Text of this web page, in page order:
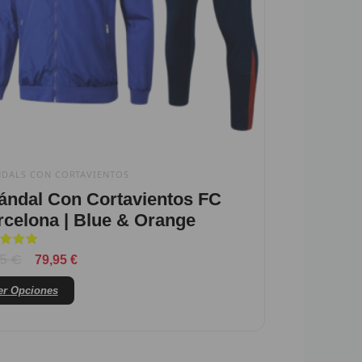
CON CORTAVIENTOS
Con Cortavientos FC
| Blue & Orange
79,95 €
Opciones
pueden
en
la